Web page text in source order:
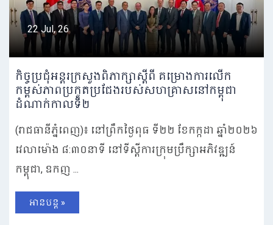
22 Jul, 26
កិច្ចប្រជុំអន្តរក្រសួងពិភាក្សាស្តីពី គម្រោងការលើក
កម្ពស់ភាពប្រកួតប្រជែងរបស់សហគ្រាសនៅកម្ពុជា
ដំណាក់កាលទី២
(រាជធានីភ្នំពេញ)៖ នៅព្រឹកថ្ងៃពុធ ទី២២ ខែកក្កដា ឆ្នាំ២០២៦
វេលាម៉ោង ៨:៣០នាទី នៅទីស្តីការក្រុមប្រឹក្សាអភិវឌ្ឍន៍
កម្ពុជា, ឧកញ ...
អានបន្ត »